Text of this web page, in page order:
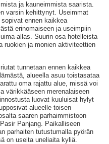
ja kauneimmista saarista.
varsin kehittynyt. Useimmat
ennen kaikkea
erinomaiseen ja useimpiin
allas. Suurin osa hotelleista
ruokien ja monien aktiviteettien
tunnetaan ennen kaikkea
alueella asuu toistasataa
oma rajattu alue, missä voi
värikkääseen merenalaiseen
luovat kuuluisat hylyt
alueelle toisen
saaren parhaimmistoon
Panjang. Paikalliseen
parhaiten tutustumalla pyörän
on useita uneliaita kyliä.